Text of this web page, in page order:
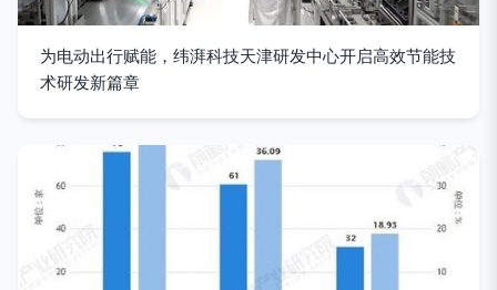
为电动出行赋能，纬湃科技天津研发中心开启高效节能技
术研发新篇章